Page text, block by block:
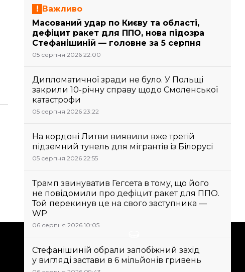
Важливо
Масований удар по Києву та області,
дефіцит ракет для ППО, нова підозра
Стефанішиній — головне за 5 серпня
05 серпня 2026 22:00
Дипломатичної зради не було. У Польщі
закрили 10-річну справу щодо Смоленської
катастрофи
05 серпня 2026 23:22
На кордоні Литви виявили вже третій
підземний тунель для мігрантів із Білорусі
05 серпня 2026 22:55
Трамп звинуватив Гегсета в тому, що його
не повідомили про дефіцит ракет для ППО.
Той перекинув це на свого заступника —
WP
06 серпня 2026 10:05
Стефанішиній обрали запобіжний захід
у вигляді застави в 6 мільйонів гривень
Підтримай hromadske.